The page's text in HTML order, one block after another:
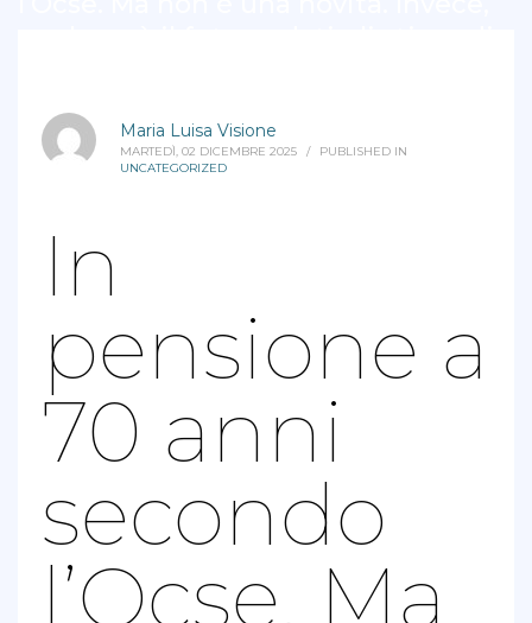
Maria Luisa Visione
MARTEDÌ, 02 DICEMBRE 2025 /
PUBLISHED IN
UNCATEGORIZED
In
pensione a
70 anni
secondo
l’Ocse. Ma